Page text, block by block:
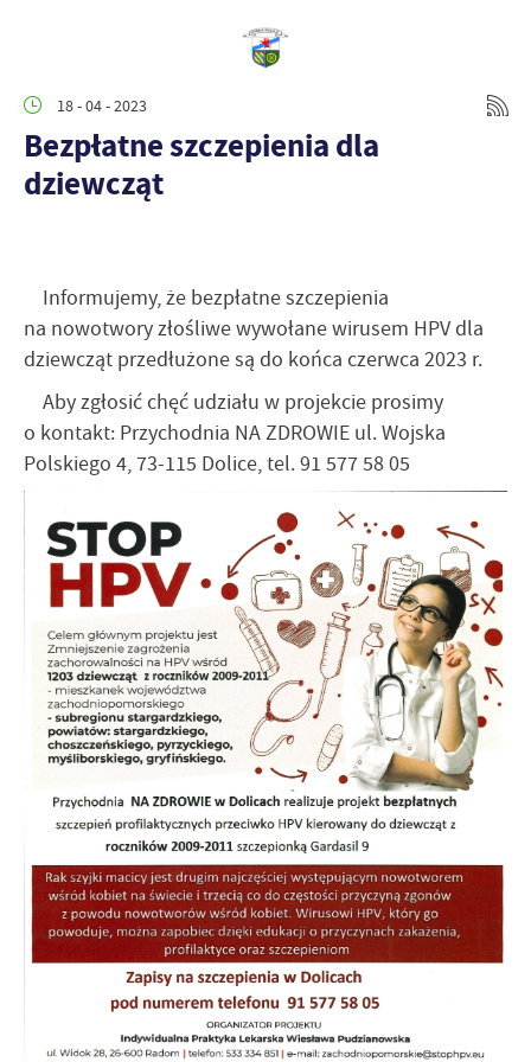
18 - 04 - 2023
Bezpłatne szczepienia dla
dziewcząt
Informujemy, że bezpłatne szczepienia
na nowotwory złośliwe wywołane wirusem HPV dla
dziewcząt przedłużone są do końca czerwca 2023 r.
Aby zgłosić chęć udziału w projekcie prosimy
o kontakt: Przychodnia NA ZDROWIE ul. Wojska
Polskiego 4, 73-115 Dolice, tel. 91 577 58 05